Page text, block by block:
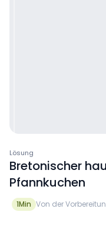
Lösung
Bretonischer
Pfannkuchen
1Min Von der